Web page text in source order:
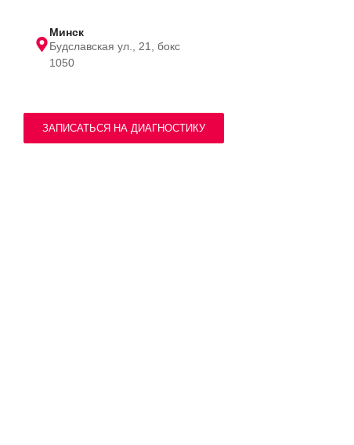
Минск
Будславская ул., 21, бокс
1050
ЗАПИСАТЬСЯ НА ДИАГНОСТИКУ